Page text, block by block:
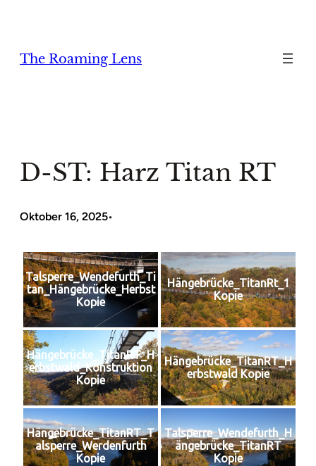
The Roaming Lens
D-ST: Harz Titan RT
Oktober 16, 2025•
Talsperre_Wendefurth_Ti
tan_Hängebrücke_Herbst
Kopie
Hängebrücke_TitanRt_1
Kopie
Hängebrücke_TitanRT_H
erbstwald_Konstruktion
Kopie
Hängebrücke_TitanRT_H
erbstwald Kopie
Hängebrücke_TitanRT_T
alsperre_Werdenfurth
Kopie
Talsperre_Wendefurth_H
ängebrücke_TitanRT
Kopie